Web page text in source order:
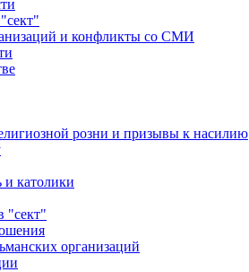
и конфликты со СМИ
розни и призывы к насилию
и католики
"сект"
организаций